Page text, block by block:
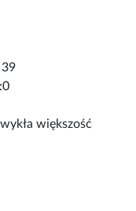
39
większość